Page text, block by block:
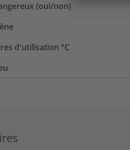
(oui/non)
d'utilisation °C